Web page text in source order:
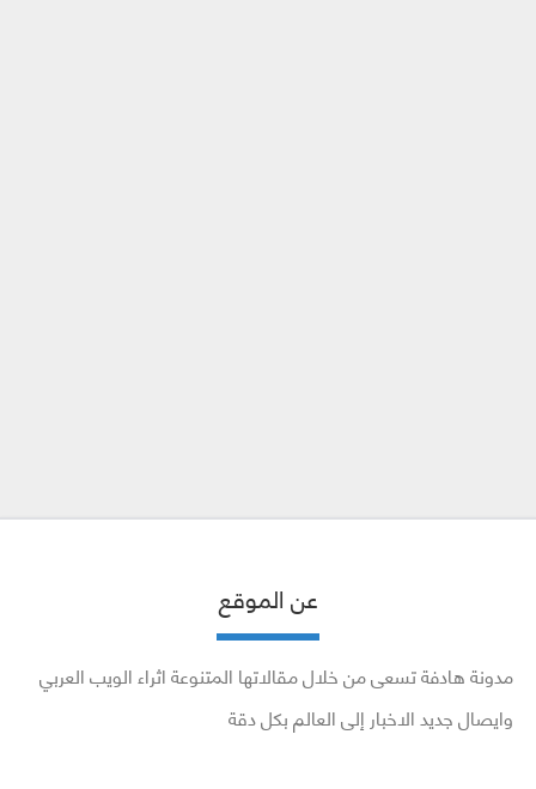
عن الموقع
مدونة هادفة تسعى من خلال مقالاتها المتنوعة اثراء الويب العربي
وايصال جديد الاخبار إلى العالم بكل دقة